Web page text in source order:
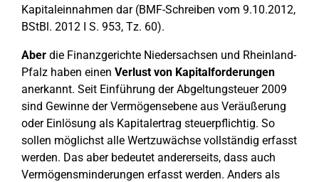
Kapitaleinnahmen dar (BMF-Schreiben vom 9.10.2012,
BStBl. 2012 I S. 953, Tz. 60).
Aber die Finanzgerichte Niedersachsen und Rheinland-
Pfalz haben einen Verlust von Kapitalforderungen
anerkannt. Seit Einführung der Abgeltungsteuer 2009
sind Gewinne der Vermögensebene aus Veräußerung
oder Einlösung als Kapitalertrag steuerpflichtig. So
sollen möglichst alle Wertzuwächse vollständig erfasst
werden. Das aber bedeutet andererseits, dass auch
Vermögensminderungen erfasst werden. Anders als